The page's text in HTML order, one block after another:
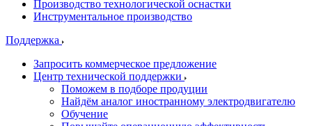
Производство технологической оснастки
Инструментальное производство
Поддержка
Запросить коммерческое предложение
Центр технической поддержки
Поможем в подборе продуции
Найдём аналог иностранному электродвигателю
Обучение